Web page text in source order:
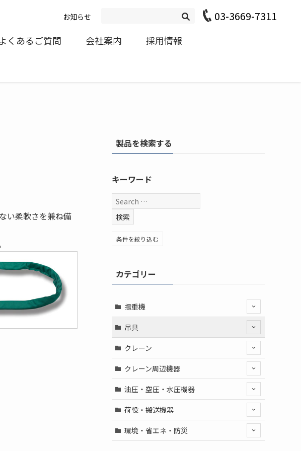
お知らせ 03-3669-7311
くあるご質問 会社案内 採用情報
い柔軟さを兼ね備
製品を検索する
キーワード
条件を絞り込む
カテゴリー
揚重機
吊具
クレーン
クレーン周辺機器
油圧・空圧・水圧機器
荷役・搬送機器
環境・省エネ・防災